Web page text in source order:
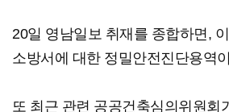
20일 영남일보 취재를 종합하면,
소방서에 대한 정밀안전진단용역
또 최근 관련 공공건축심의위원회